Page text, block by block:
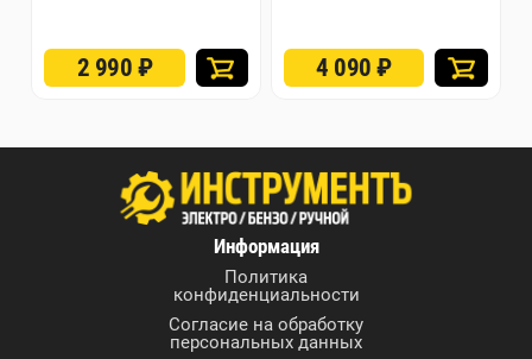
2 990 ₽ 4 090₽
Информация
Политика
конфиденциальности
Согласие на обработку
персональных данных